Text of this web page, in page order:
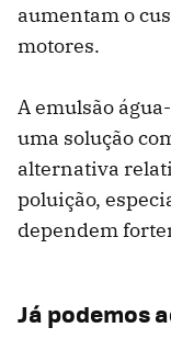
aumentam o
motores.
A emulsão
uma solução
alternativa
poluição,
dependem
Já podemos